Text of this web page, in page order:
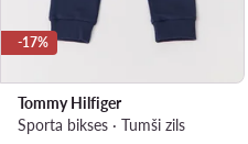
-17%
Tommy Hilfiger
Sporta bikses · Tumši zils